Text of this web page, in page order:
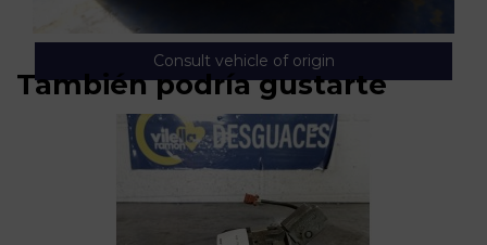
Consult vehicle of origin
También podría gustarte